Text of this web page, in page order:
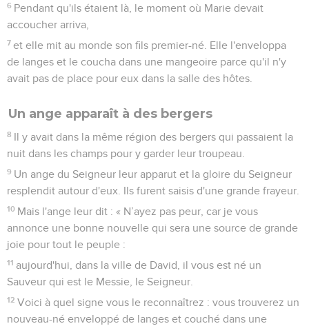
6 Pendant qu'ils étaient là, le moment où Marie devait
accoucher arriva,
7 et elle mit au monde son fils premier-né. Elle l'enveloppa
de langes et le coucha dans une mangeoire parce qu'il n'y
avait pas de place pour eux dans la salle des hôtes.
Un ange apparaît à des bergers
8 Il y avait dans la même région des bergers qui passaient la
nuit dans les champs pour y garder leur troupeau.
9 Un ange du Seigneur leur apparut et la gloire du Seigneur
resplendit autour d'eux. Ils furent saisis d'une grande frayeur.
10 Mais l'ange leur dit : « N’ayez pas peur, car je vous
annonce une bonne nouvelle qui sera une source de grande
joie pour tout le peuple :
11 aujourd'hui, dans la ville de David, il vous est né un
Sauveur qui est le Messie, le Seigneur.
12 Voici à quel signe vous le reconnaîtrez : vous trouverez un
nouveau-né enveloppé de langes et couché dans une